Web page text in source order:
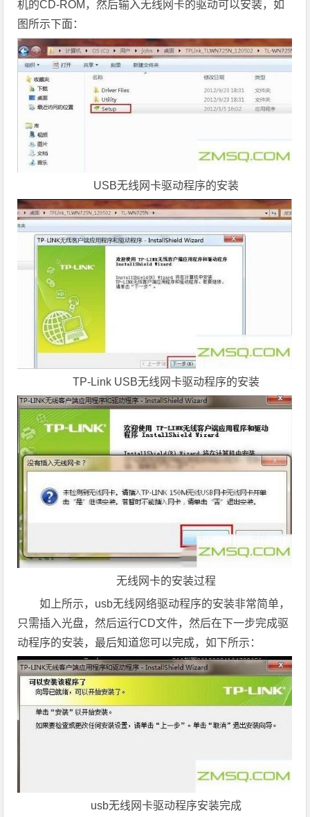
机的CD-ROM，然后输入无线网卡的驱动可以安装，如
图所示下面：
USB无线网卡驱动程序的安装
TP-Link USB无线网卡驱动程序的安装
无线网卡的安装过程
如上所示，usb无线网络驱动程序的安装非常简单，
只需插入光盘，然后运行CD文件，然后在下一步完成驱
动程序的安装，最后知道您可以完成，如下所示：
usb无线网卡驱动程序安装完成